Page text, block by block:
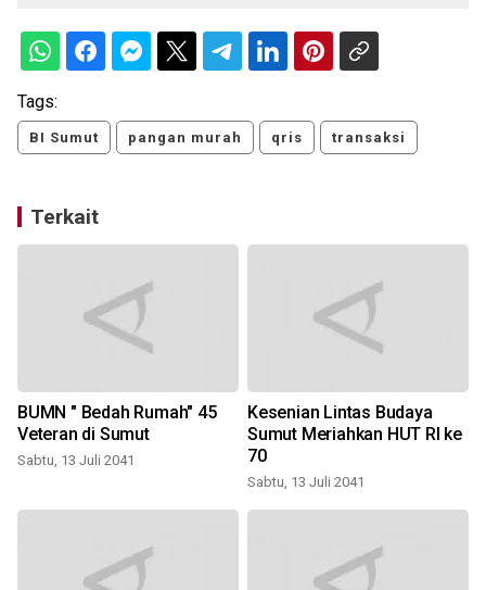
Tags:
BI Sumut pangan murah qris transaksi
Terkait
BUMN " Bedah Rumah" 45
Veteran di Sumut
Sabtu, 13 Juli 2041
Kesenian Lintas Budaya
Sumut Meriahkan HUT RI ke
70
Sabtu, 13 Juli 2041